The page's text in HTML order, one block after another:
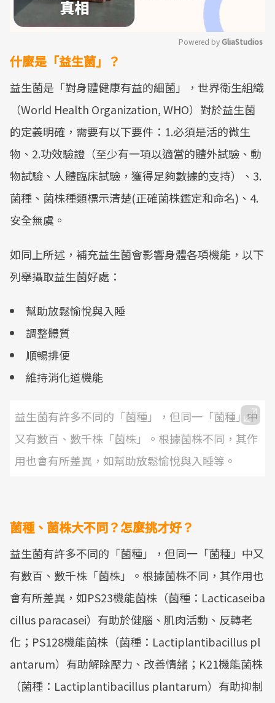
Powered by GliaStudios
什麼是「益生菌」？
益生菌是「對身體健康有益的細菌」，世界衛生組織
（World Health Organization, WHO）對於益生菌
的定義明確，需要有以下要件：1.必須是活的微生
物、2.功效驗證（至少有一項以適當的體外試驗、動
物試驗、人體臨床試驗，獲得足夠數據的支持）、3.
菌種、菌株種類標示清楚(正確菌株鑑定和命名)、4.
安全無虞。
如同上所述，補充益生菌會影響身體各項機能，以下
列舉攝取益生菌好處：
幫助放鬆愉悅與入睡
調整體質
順暢排便
維持消化道機能
益生菌有許多不同的「菌種」，但同一「菌種」中
又有數百、數千株「菌株」。根據菌株不同，其作
用也會有所差異，如幫助放鬆愉悅與入睡等。
菌種、菌株大不同？怎麼挑才好？
益生菌有許多不同的「菌種」，但同一「菌種」中又
有數百、數千株「菌株」。根據菌株不同，其作用也
會有所差異，如PS23機能菌株（菌種：Lacticaseiba
cillus paracasei）有助於健腦、肌肉活動、反轉老
化；PS128機能菌株（菌種：Lactiplantibacillus pl
antarum）有助解除壓力、改善情緒；K21機能菌株
（菌種：Lactiplantibacillus plantarum）有助抑制